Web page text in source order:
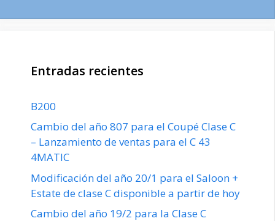
Entradas recientes
B200
Cambio del año 807 para el Coupé Clase C
– Lanzamiento de ventas para el C 43
4MATIC
Modificación del año 20/1 para el Saloon +
Estate de clase C disponible a partir de hoy
Cambio del año 19/2 para la Clase C